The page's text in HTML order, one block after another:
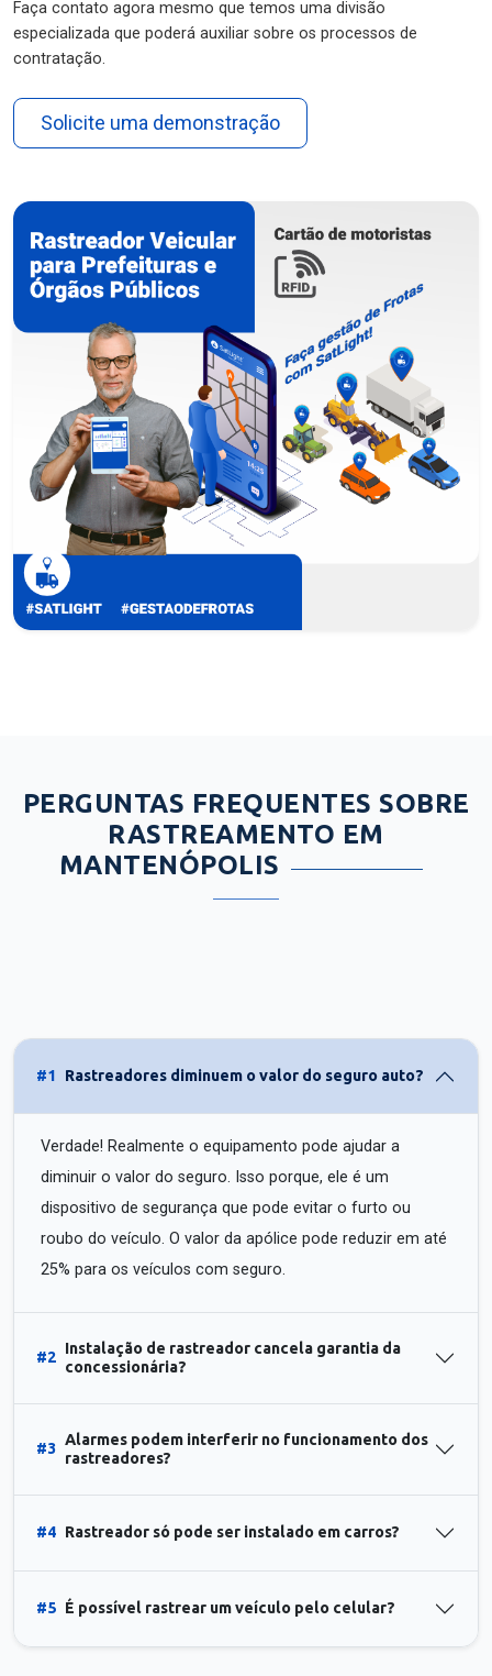
Faça contato agora mesmo que temos uma divisão
especializada que poderá auxiliar sobre os processos de
contratação.
Solicite uma demonstração
PERGUNTAS FREQUENTES SOBRE
RASTREAMENTO EM
MANTENÓPOLIS
#1 Rastreadores diminuem o valor do seguro auto?
Verdade! Realmente o equipamento pode ajudar a
diminuir o valor do seguro. Isso porque, ele é um
dispositivo de segurança que pode evitar o furto ou
roubo do veículo. O valor da apólice pode reduzir em até
25% para os veículos com seguro.
#2
Instalação de rastreador cancela garantia da
concessionária?
#3
Alarmes podem interferir no funcionamento dos
rastreadores?
#4 Rastreador só pode ser instalado em carros?
#5 É possível rastrear um veículo pelo celular?